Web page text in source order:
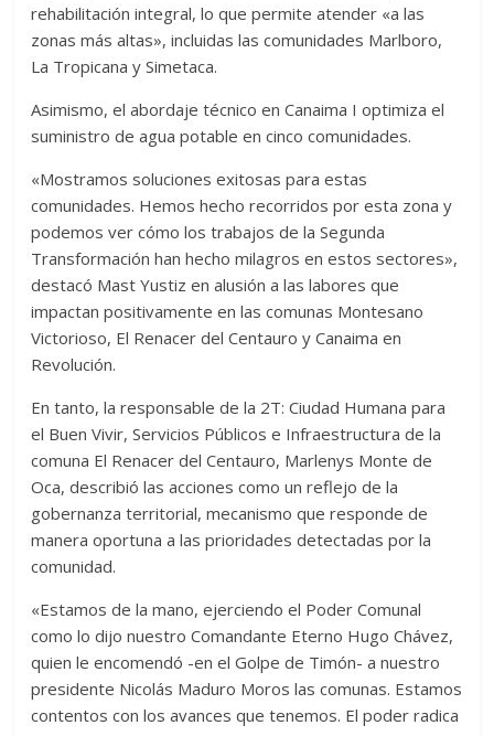
rehabilitación integral, lo que permite atender «a las
zonas más altas», incluidas las comunidades Marlboro,
La Tropicana y Simetaca.
Asimismo, el abordaje técnico en Canaima I optimiza el
suministro de agua potable en cinco comunidades.
«Mostramos soluciones exitosas para estas
comunidades. Hemos hecho recorridos por esta zona y
podemos ver cómo los trabajos de la Segunda
Transformación han hecho milagros en estos sectores»,
destacó Mast Yustiz en alusión a las labores que
impactan positivamente en las comunas Montesano
Victorioso, El Renacer del Centauro y Canaima en
Revolución.
En tanto, la responsable de la 2T: Ciudad Humana para
el Buen Vivir, Servicios Públicos e Infraestructura de la
comuna El Renacer del Centauro, Marlenys Monte de
Oca, describió las acciones como un reflejo de la
gobernanza territorial, mecanismo que responde de
manera oportuna a las prioridades detectadas por la
comunidad.
«Estamos de la mano, ejerciendo el Poder Comunal
como lo dijo nuestro Comandante Eterno Hugo Chávez,
quien le encomendó -en el Golpe de Timón- a nuestro
presidente Nicolás Maduro Moros las comunas. Estamos
contentos con los avances que tenemos. El poder radica